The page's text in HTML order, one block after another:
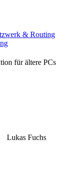
& Routing
für ältere PCs
Lukas Fuchs